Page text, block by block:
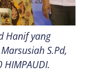
Hanif yang
S.Pd,